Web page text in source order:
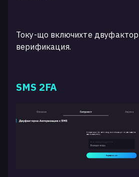
Току-що включихте
верификация.
SMS 2FA